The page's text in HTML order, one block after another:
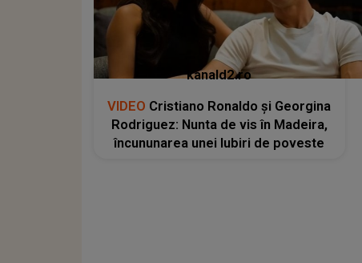
kanald2.ro
VIDEO Cristiano Ronaldo și Georgina
Rodriguez: Nunta de vis în Madeira,
încununarea unei Iubiri de poveste